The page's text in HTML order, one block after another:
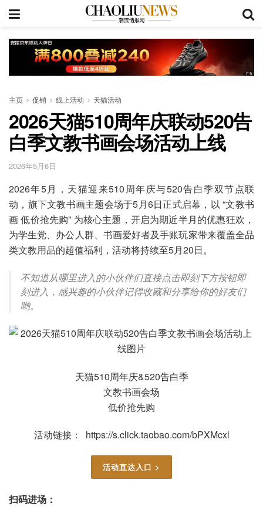
主页 促销 线上活动 天猫活动
2026天猫510周年庆联动520告
白季文教书画会场活动上线
2026年5月6日
2026年5月，天猫迎来510周年庆与520告白季双节点联
动，旗下文教书画主题会场于5月6日正式启幕，以 “文教书
画 低价抢先购” 为核心主题，开启为期近半月的优惠狂欢，
为学生党、办公人群、书画爱好者及手账玩家带来覆盖全品
类文教用品的超值福利，活动将持续至5月20日。
不知道从哪里进入的小伙伴们直接点击即刻下方按钮即
刻进入，感兴趣的小伙伴记得收藏和分享给你的好友们
哟。
天猫510周年庆&520告白季
文教书画会场
低价抢先购
活动链接： https://s.click.taobao.com/bPXMcxl
活动直达入口 >
扫码进场：